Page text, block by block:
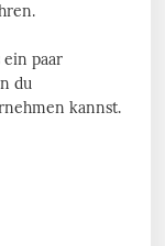
ein paar
du
kannst.